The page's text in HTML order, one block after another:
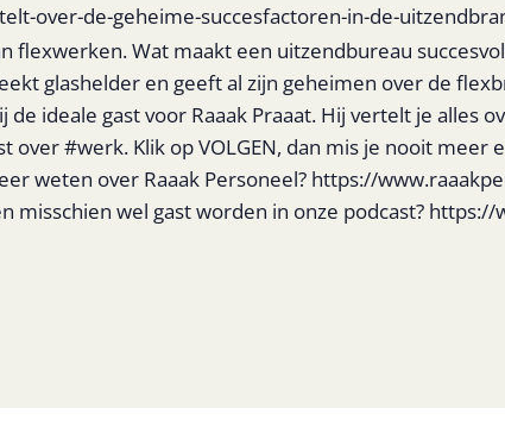
over-de-geheime-succesfactoren-in-de-
flexwerken. Wat maakt een uitzendbureau
glashelder en geeft al zijn geheimen over de
ideale gast voor Raaak Praaat. Hij vertelt je alles
over #werk. Klik op VOLGEN, dan mis je nooit meer
weten over Raaak Personeel? https://
misschien wel gast worden in onze podcast?